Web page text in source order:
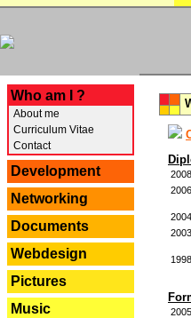
Who am I ?
About me
Curriculum Vitae
Contact
Development
Networking
Documents
Webdesign
Pictures
Music
2008
2006
2004
2003
1998